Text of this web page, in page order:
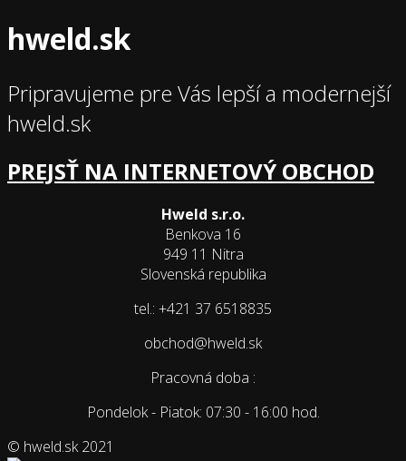
hweld.sk
Pripravujeme pre Vás lepší a modernejší
hweld.sk
PREJSŤ NA INTERNETOVÝ OBCHOD
Hweld s.r.o.
Benkova 16
949 11 Nitra
Slovenská republika
tel.: +421 37 6518835
obchod@hweld.sk
Pracovná doba :
Pondelok - Piatok: 07:30 - 16:00 hod.
© hweld.sk 2021